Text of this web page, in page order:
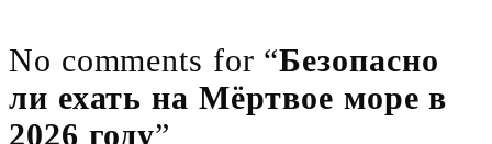
No comments for “Безопасно
ли ехать на Мёртвое море в
2026 году”